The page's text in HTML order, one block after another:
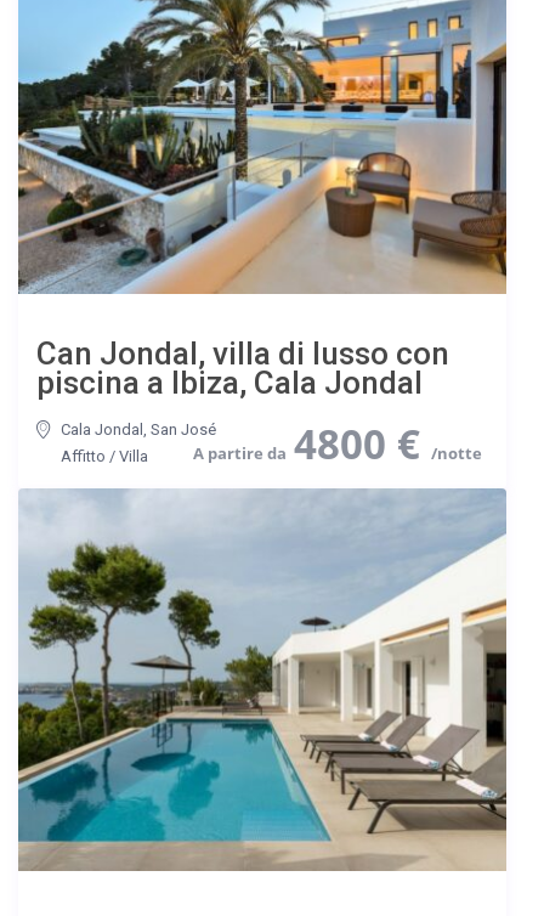
4800 €
Can Jondal, villa di lusso con
piscina a Ibiza, Cala Jondal
Cala Jondal ,San José
Affitto /Villa